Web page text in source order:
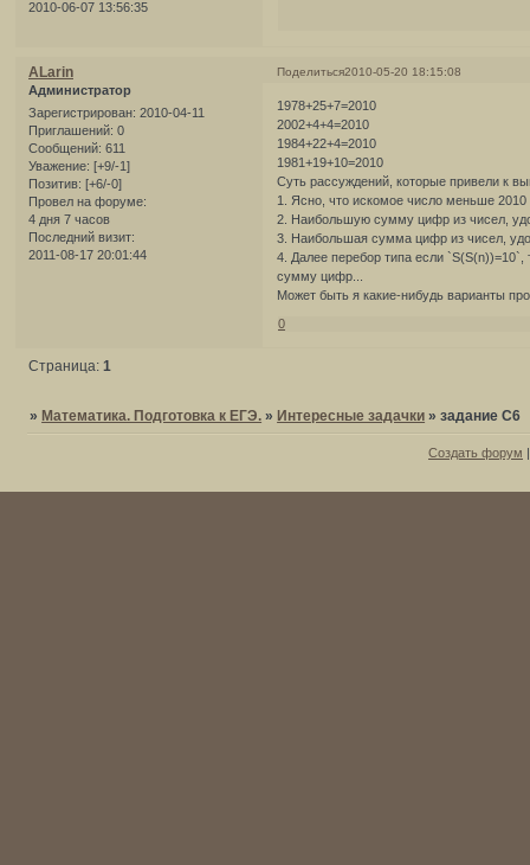
2010-06-07 13:56:35
Поделиться2010-05-20 18:15:08
ALarin
Администратор
Зарегистрирован: 2010-04-11
Приглашений: 0
Сообщений: 611
Уважение: [+9/-1]
Позитив: [+6/-0]
Провел на форуме:
4 дня 7 часов
Последний визит:
2011-08-17 20:01:44
1978+25+7=2010
2002+4+4=2010
1984+22+4=2010
1981+19+10=2010
Суть рассуждений, которые привели к
1. Ясно, что искомое число меньше 2010
2. Наибольшую сумму цифр из чисел,
3. Наибольшая сумма цифр из чисел,
4. Далее перебор типа если
сумму цифр...
Может быть я какие-нибудь варианты
0
Страница:1
»Математика. Подготовка к ЕГЭ. »Интересные задачки »задание С6
Создать форум